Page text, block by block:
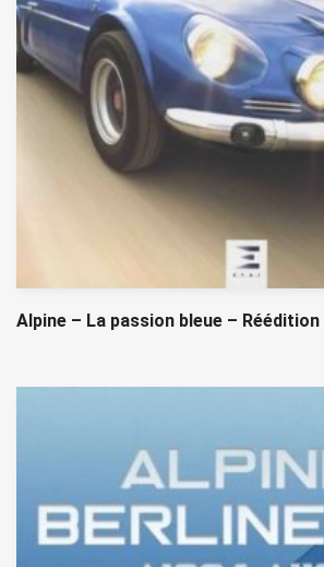
Alpine – La passion bleue – Réédition